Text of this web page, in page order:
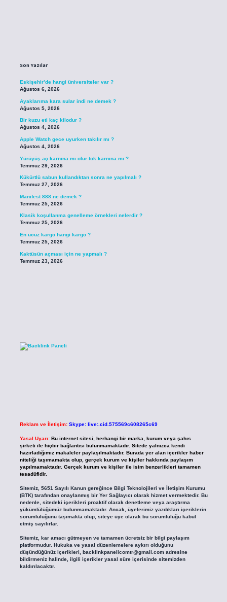
Son Yazılar
Eskişehir’de hangi üniversiteler var ?
Ağustos 6, 2026
Ayaklarıma kara sular indi ne demek ?
Ağustos 5, 2026
Bir kuzu eti kaç kilodur ?
Ağustos 4, 2026
Apple Watch gece uyurken takılır mı ?
Ağustos 4, 2026
Yürüyüş aç karnına mı olur tok karnına mı ?
Temmuz 29, 2026
Kükürtlü sabun kullandıktan sonra ne yapılmalı ?
Temmuz 27, 2026
Manifest 888 ne demek ?
Temmuz 25, 2026
Klasik koşullanma genelleme örnekleri nelerdir ?
Temmuz 25, 2026
En ucuz kargo hangi kargo ?
Temmuz 25, 2026
Kaktüsün açması için ne yapmalı ?
Temmuz 23, 2026
Reklam ve İletişim: Skype: live:.cid.575569c608265c69
Yasal Uyarı: Bu internet sitesi, herhangi bir marka, kurum veya şahıs
şirketi ile hiçbir bağlantısı bulunmamaktadır. Sitede yalnızca kendi
hazırladığımız makaleler paylaşılmaktadır. Burada yer alan içerikler haber
niteliği taşımamakta olup, gerçek kurum ve kişiler hakkında paylaşım
yapılmamaktadır. Gerçek kurum ve kişiler ile isim benzerlikleri tamamen
tesadüfidir.
Sitemiz, 5651 Sayılı Kanun gereğince Bilgi Teknolojileri ve İletişim Kurumu
(BTK) tarafından onaylanmış bir Yer Sağlayıcı olarak hizmet vermektedir. Bu
nedenle, sitedeki içerikleri proaktif olarak denetleme veya araştırma
yükümlülüğümüz bulunmamaktadır. Ancak, üyelerimiz yazdıkları içeriklerin
sorumluluğunu taşımakta olup, siteye üye olarak bu sorumluluğu kabul
etmiş sayılırlar.
Sitemiz, kar amacı gütmeyen ve tamamen ücretsiz bir bilgi paylaşım
platformudur. Hukuka ve yasal düzenlemelere aykırı olduğunu
düşündüğünüz içerikleri, backlinkpanelicomtr@gmail.comadresine
bildirmeniz halinde, ilgili içerikler yasal süre içerisinde sitemizden
kaldırılacaktır.